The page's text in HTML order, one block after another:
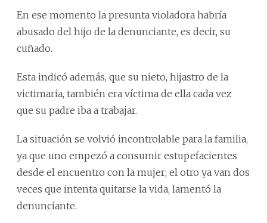
En ese momento la presunta violadora habría
abusado del hijo de la denunciante, es decir, su
cuñado.
Esta indicó además, que su nieto, hijastro de la
victimaria, también era víctima de ella cada vez
que su padre iba a trabajar.
La situación se volvió incontrolable para la familia,
ya que uno empezó a consumir estupefacientes
desde el encuentro con la mujer; el otro ya van dos
veces que intenta quitarse la vida, lamentó la
denunciante.